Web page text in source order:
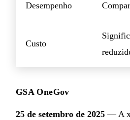
Desempenho
Custo
GSA OneGov
25 de setembro de 2025 — A